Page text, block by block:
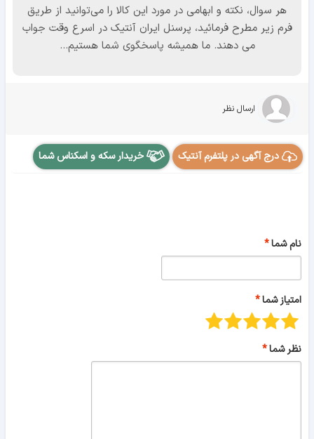
هر سوال، نکته و ابهامی در مورد این کالا را می‌توانید از طریق
فرم زیر مطرح فرمائید، پرسنل ایران آنتیک در اسرع وقت جواب
می دهند. ما همیشه پاسخگوی شما هستیم...
ارسال نظر
درج آگهی در پلتفرم آنتیک خریدار سکه و اسکناس شما
نام شما
امتیاز شما
نظر شما